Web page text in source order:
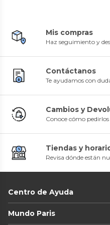
Mis compras
Haz seguimiento y
Contáctanos
Te ayudamos con
Cambios y
Conoce cómo pedirlos
Tiendas y
Revisa dónde están
Centro de Ayuda
Mundo Paris